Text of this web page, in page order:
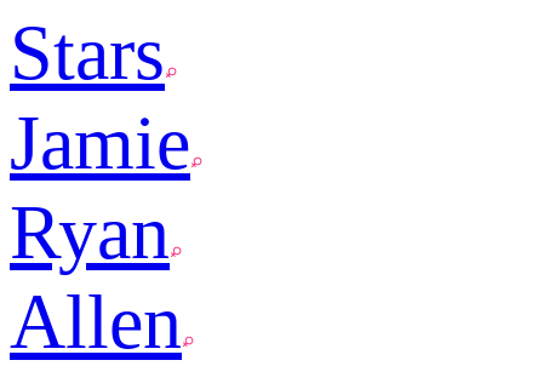
Stars
Jamie
Ryan
Allen